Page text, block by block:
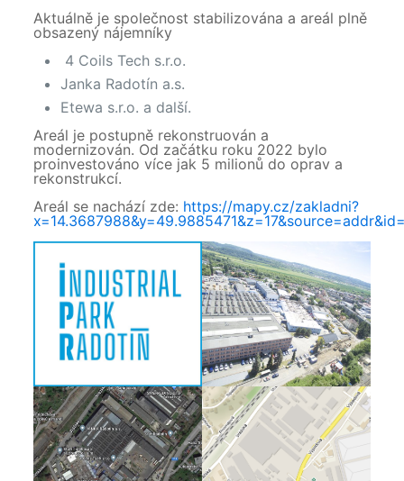
Aktuálně je společnost stabilizována a areál plně
obsazený nájemníky
4 Coils Tech s.r.o.
Janka Radotín a.s.
Etewa s.r.o. a další.
Areál je postupně rekonstruován a
modernizován. Od začátku roku 2022 bylo
proinvestováno více jak 5 milionů do oprav a
rekonstrukcí.
Areál se nachází zde: https://mapy.cz/zakladni?